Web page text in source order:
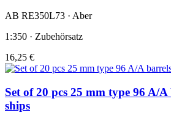
AB RE350L73 · Aber
1:350 · Zubehörsatz
16,25 €
Set of 20 pcs 25 mm type 96 A/
ships